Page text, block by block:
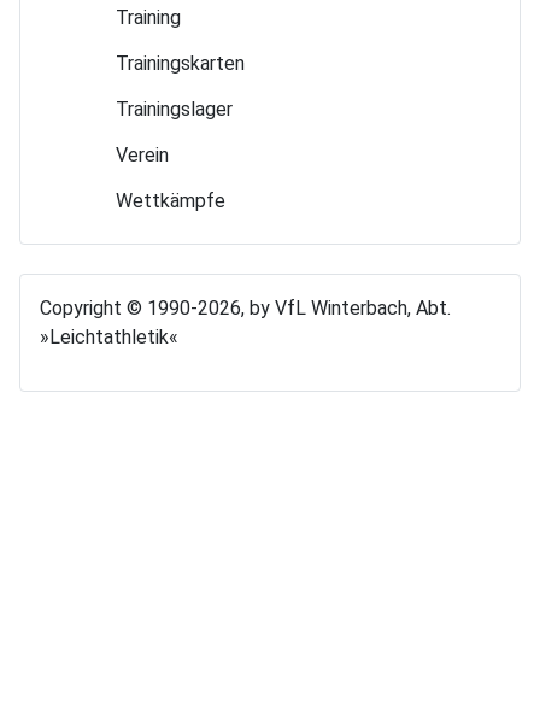
Training
Trainings­karten
Trainings­lager
Verein
Wettkämpfe
Copyright © 1990-2026, by VfL Winterbach, Abt.
»Leichtathletik«